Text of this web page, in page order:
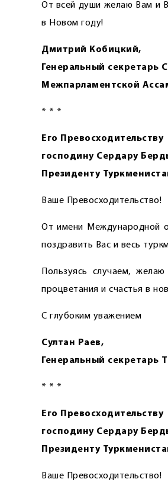
От всей души желаю Вам и
в Новом году!
Дмитрий Кобицкий,
Генеральный секретарь
Межпарламентской
* * *
Его Превосходительству
господину Сердару
Президенту
Ваше Превосходительство!
От имени Международной
поздравить Вас и весь
Пользуясь случаем,
процветания и счастья в
С глубоким уважением
Султан Раев,
Генеральный секретарь
* * *
Его Превосходительству
господину Сердару
Президенту
Ваше Превосходительство!